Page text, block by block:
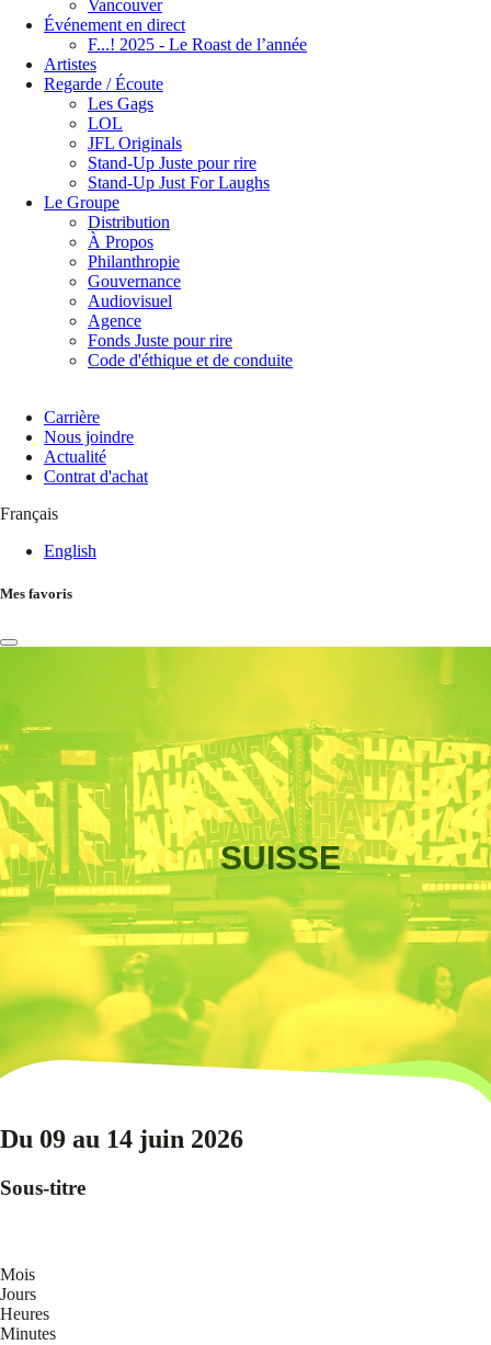
Vancouver
Événement en direct
F...! 2025 - Le Roast de l’année
Artistes
Regarde / Écoute
Les Gags
LOL
JFL Originals
Stand-Up Juste pour rire
Stand-Up Just For Laughs
Le Groupe
Distribution
À Propos
Philanthropie
Gouvernance
Audiovisuel
Agence
Fonds Juste pour rire
Code d'éthique et de conduite
Carrière
Nous joindre
Actualité
Contrat d'achat
Français
English
Mes favoris
SUISSE
Du 09 au 14 juin 2026
Sous-titre
Mois
Jours
Heures
Minutes